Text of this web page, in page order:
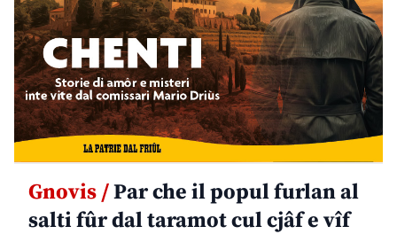
Gnovis /Par che il popul furlan al
salti fûr dal taramot cul cjâf e vîf